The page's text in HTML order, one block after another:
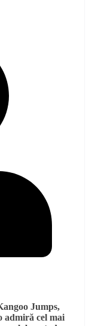
Jumps,
admiră cel mai